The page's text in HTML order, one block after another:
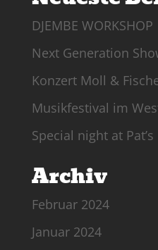
DJEMBE WORKSHOP
Next Generation
Konzert Moll &
Musikfestival im
Special night at
Archiv
Februar 2024
Januar 2024